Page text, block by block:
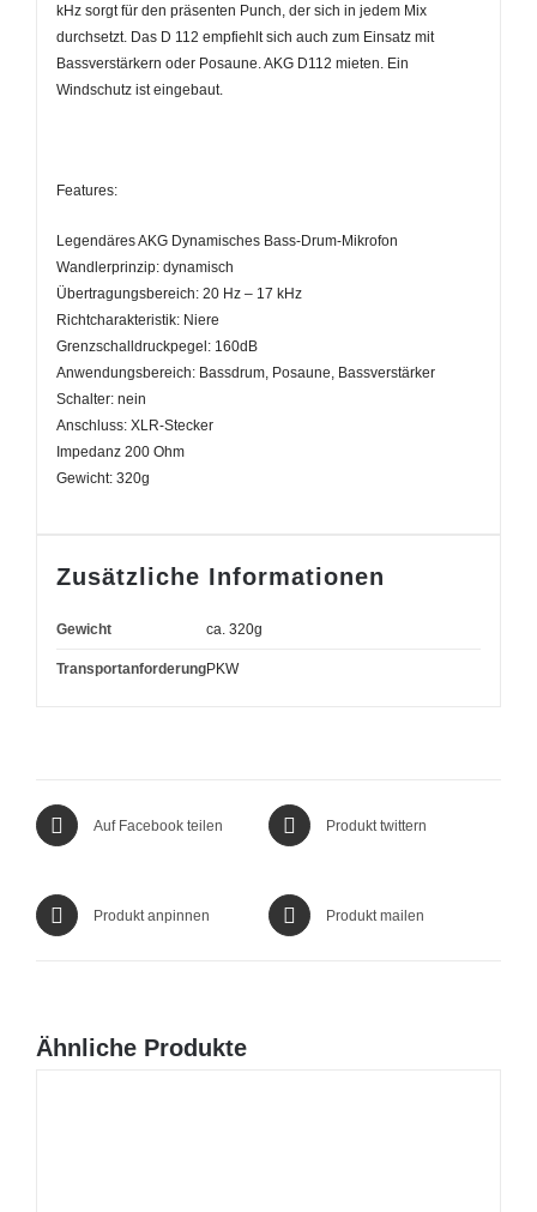
kHz sorgt für den präsenten Punch, der sich in jedem Mix
durchsetzt. Das D 112 empfiehlt sich auch zum Einsatz mit
Bassverstärkern oder Posaune. AKG D112 mieten. Ein
Windschutz ist eingebaut.
Features:
Legendäres AKG Dynamisches Bass-Drum-Mikrofon
Wandlerprinzip: dynamisch
Übertragungsbereich: 20 Hz – 17 kHz
Richtcharakteristik: Niere
Grenzschalldruckpegel: 160dB
Anwendungsbereich: Bassdrum, Posaune, Bassverstärker
Schalter: nein
Anschluss: XLR-Stecker
Impedanz 200 Ohm
Gewicht: 320g
Zusätzliche Informationen
Gewicht ca. 320g
TransportanforderungPKW
Auf Facebook teilen Produkt twittern
Produkt anpinnen Produkt mailen
Ähnliche Produkte